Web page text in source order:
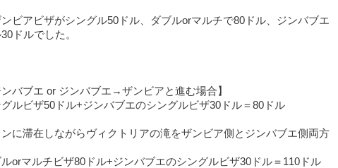
ビアビザがシングル50ドル、ダブルorマルチで80ドル、ジンバブエ
ドルでした。
バブエ or ジンバブエ→ザンビアと進む場合】
ルビザ50ドル+ジンバブエのシングルビザ30ドル＝80ドル
ンに滞在しながらヴィクトリアの滝をザンビア側とジンバブエ側両方
orマルチビザ80ドル+ジンバブエのシングルビザ30ドル＝110ドル